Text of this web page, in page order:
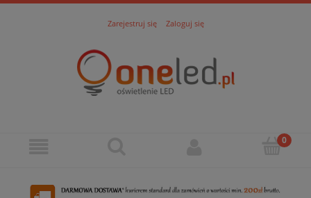
Zarejestruj się Zaloguj się